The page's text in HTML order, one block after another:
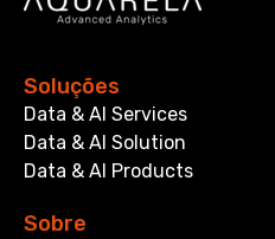
Soluções
Data & AI Services
Data & AI Solution
Data & AI Products
Sobre